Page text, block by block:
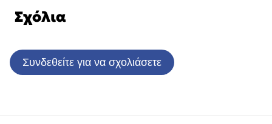
Σχόλια
Συνδεθείτε για να σχολιάσετε